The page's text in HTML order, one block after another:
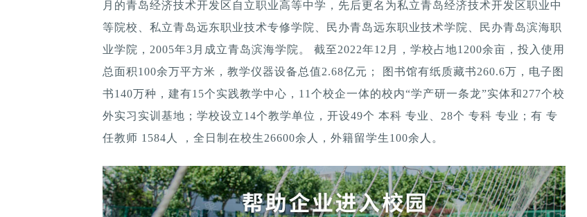
月的青岛经济技术开发区自立职业高等中学，先后更名为私立青岛经济技术开发区职业中
等院校、私立青岛远东职业技术专修学院、民办青岛远东职业技术学院、民办青岛滨海职
业学院，2005年3月成立青岛滨海学院。 截至2022年12月，学校占地1200余亩，投入使用
总面积100余万平方米，教学仪器设备总值2.68亿元； 图书馆有纸质藏书260.6万，电子图
书140万种，建有15个实践教学中心，11个校企一体的校内“学产研一条龙”实体和277个校
外实习实训基地；学校设立14个教学单位，开设49个 本科 专业、28个 专科 专业；有 专
任教师 1584人 ，全日制在校生26600余人，外籍留学生100余人。